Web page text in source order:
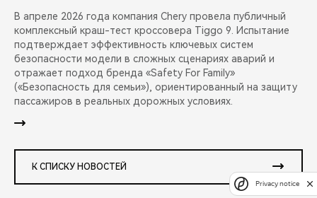
В апреле 2026 года компания Chery провела публичный
комплексный краш-тест кроссовера Tiggo 9. Испытание
подтверждает эффективность ключевых систем
безопасности модели в сложных сценариях аварий и
отражает подход бренда «Safety For Family»
(«Безопасность для семьи»), ориентированный на защиту
пассажиров в реальных дорожных условиях.
К СПИСКУ НОВОСТЕЙ
Privacy notice